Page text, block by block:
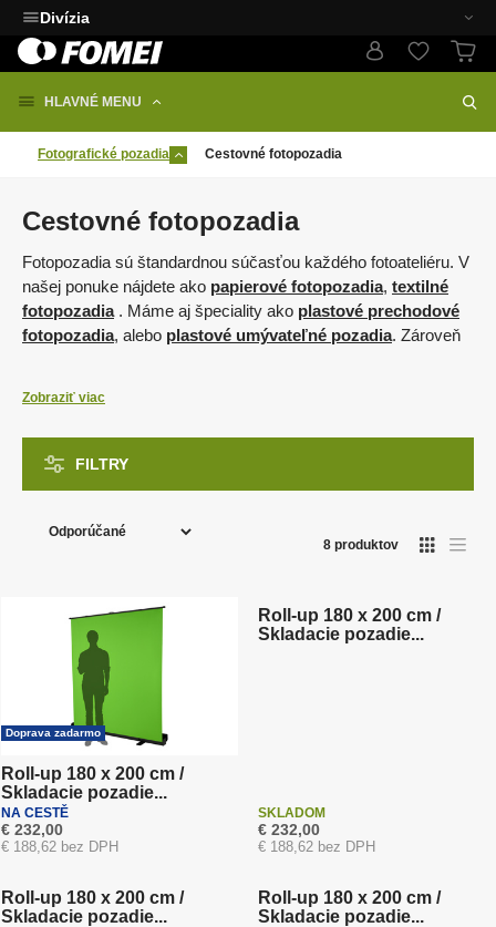
Divízia
HLAVNÉ MENU
Fotografické pozadia Cestovné fotopozadia
Cestovné fotopozadia
Fotopozadia sú štandardnou súčasťou každého fotoateliéru. V
našej ponuke nájdete ako
papierové fotopozadia, textilné
fotopozadia. Máme aj špeciality ako plastové prechodové
fotopozadia, alebo plastové umývateľné pozadia. Zároveň
Hlavné výhody fotopozadia od českej značky FOMEI:
fotopozadia vysokej gramáže s maximálnou
kompletná zákaznicka podpora v Bratislave ☎️
Zobraziť viac
FILTRY
o
d
u
k
t
v
8produktov
Doprava zadarmo
Roll-up 180 x 200 cm /
Skladacie pozadie...
€ 232,00
€ 188,62 bez DPH
NA CESTĚ
Roll-up 180 x 200 cm /
Skladacie pozadie...
€ 232,00
€ 188,62 bez DPH
SKLADOM
Doprava zadarmo
Novinka
Roll-up 180 x 200 cm /
Skladacie pozadie...
Doprava zadarmo
Novinka
Roll-up 180 x 200 cm /
Skladacie pozadie...